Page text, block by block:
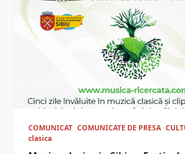
COMUNICAT COMUNICATE DE PRESA
clasica